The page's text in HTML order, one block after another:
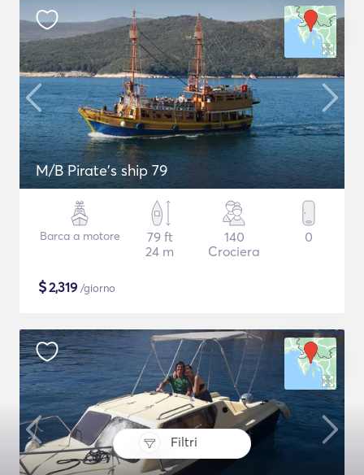
Filtri
M/B Pirate's ship 79
Barca a motore
79 ft
24 m
140
Crociera
0
$2,319 /giorno